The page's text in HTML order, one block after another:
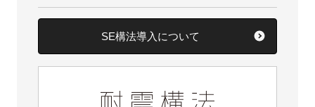
SE構法導入について